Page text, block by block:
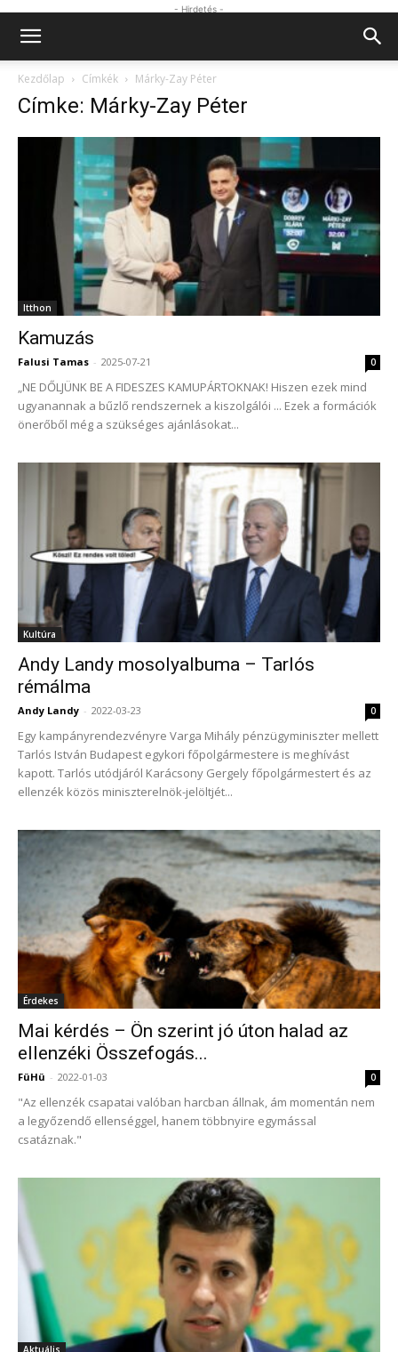
- Hirdetés -
Kezdőlap Címkék Márky-Zay Péter
Címke: Márky-Zay Péter
Itthon
Kamuzás
Falusi Tamas - 2025-07-21 0
„NE DŐLJÜNK BE A FIDESZES KAMUPÁRTOKNAK! Hiszen ezek mind
ugyanannak a bűzlő rendszernek a kiszolgálói ... Ezek a formációk
önerőből még a szükséges ajánlásokat...
Kultúra
Andy Landy mosolyalbuma – Tarlós
rémálma
Andy Landy - 2022-03-23 0
Egy kampányrendezvényre Varga Mihály pénzügyminiszter mellett
Tarlós István Budapest egykori főpolgármestere is meghívást
kapott. Tarlós utódjáról Karácsony Gergely főpolgármestert és az
ellenzék közös miniszterelnök-jelöltjét...
Érdekes
Mai kérdés – Ön szerint jó úton halad az
ellenzéki Összefogás...
FüHü - 2022-01-03 0
"Az ellenzék csapatai valóban harcban állnak, ám momentán nem
a legyőzendő ellenséggel, hanem többnyire egymással
csatáznak."
Aktuális